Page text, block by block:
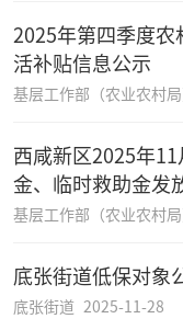
2025年第四季度
活补贴信息公示
基层工作部（农业农村局
西咸新区2025年
金、临时救助金发
基层工作部（农业农村局
底张街道低保对象
底张街道 2025-11-28